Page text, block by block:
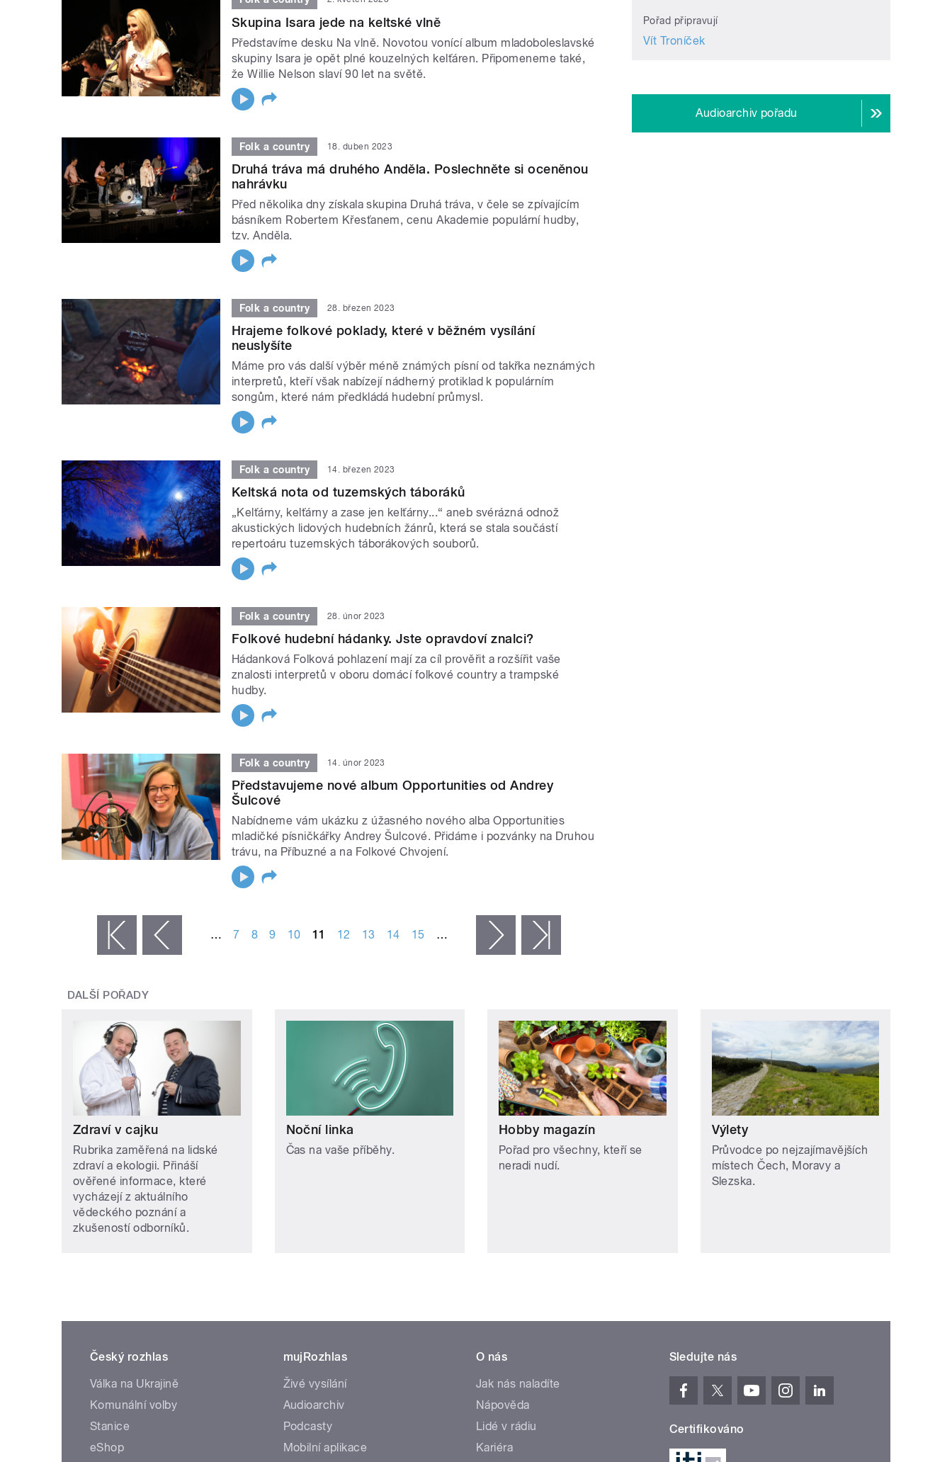
Skupina Isara jede na keltské vlně
Představíme desku Na vlně. Novotou vonící album mladoboleslavské
skupiny Isara je opět plné kouzelných kelťáren. Připomeneme také,
že Willie Nelson slaví 90 let na světě.
Folk a country 18. duben 2023
Druhá tráva má druhého Anděla. Poslechněte si oceněnou
nahrávku
Před několika dny získala skupina Druhá tráva, v čele se zpívajícím
básníkem Robertem Křesťanem, cenu Akademie populární hudby,
tzv. Anděla.
Folk a country 28. březen 2023
Hrajeme folkové poklady, které v běžném vysílání
neuslyšíte
Máme pro vás další výběr méně známých písní od takřka neznámých
interpretů, kteří však nabízejí nádherný protiklad k populárním
songům, které nám předkládá hudební průmysl.
Folk a country 14. březen 2023
Keltská nota od tuzemských táboráků
„Kelťárny, kelťárny a zase jen kelťárny...“ aneb svérázná odnož
akustických lidových hudebních žánrů, která se stala součástí
repertoáru tuzemských táborákových souborů.
Folk a country 28. únor 2023
Folkové hudební hádanky. Jste opravdoví znalci?
Hádanková Folková pohlazení mají za cíl prověřit a rozšířit vaše
znalosti interpretů v oboru domácí folkové country a trampské
hudby.
Folk a country 14. únor 2023
Představujeme nové album Opportunities od Andrey
Šulcové
Nabídneme vám ukázku z úžasného nového alba Opportunities
mladičké písničkářky Andrey Šulcové. Přidáme i pozvánky na Druhou
trávu, na Příbuzné a na Folkové Chvojení.
‹ předchozí … 7 8 9 10 11 12 13 14 15 … následující ›
Pořad připravují
Vít Troníček
Audioarchiv pořadu
DALŠÍ POŘADY
Zdraví v cajku
Rubrika zaměřená na lidské
zdraví a ekologii. Přináší
ověřené informace, které
vycházejí z aktuálního
vědeckého poznání a
zkušeností odborníků.
Noční linka
Čas na vaše příběhy.
Hobby magazín
Pořad pro všechny, kteří se
neradi nudí.
Výlety
Průvodce po nejzajímavějších
místech Čech, Moravy a
Slezska.
Český rozhlas
Válka na Ukrajině
Komunální volby
Stanice
eShop
mujRozhlas
Živé vysílání
Audioarchiv
Podcasty
Mobilní aplikace
O nás
Jak nás naladíte
Nápověda
Lidé v rádiu
Kariéra
Sledujte nás
Certifikováno